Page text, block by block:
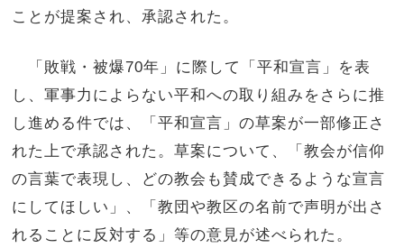
ことが提案され、承認された。
「敗戦・被爆70年」に際して「平和宣言」を表
し、軍事力によらない平和への取り組みをさらに推
し進める件では、「平和宣言」の草案が一部修正さ
れた上で承認された。草案について、「教会が信仰
の言葉で表現し、どの教会も賛成できるような宣言
にしてほしい」、「教団や教区の名前で声明が出さ
れることに反対する」等の意見が述べられた。